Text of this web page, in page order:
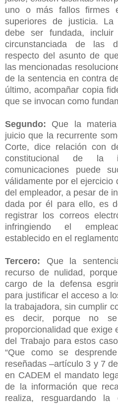
uno o más fallos firmes
superiores de justicia. La
debe ser fundada,
circunstanciada de las
respecto del asunto de
las mencionadas
de la sentencia en contra
último, acompañar copia
que se invocan como
Segundo: Que la
juicio que la recurrente
Corte, dice relación con
constitucional de la
comunicaciones puede
válidamente por el ejercicio
del empleador, a pesar de
dada por él para ello, es
registrar los correos
infringiendo el
establecido en el
Tercero: Que la
recurso de nulidad,
cargo de la defensa
para justificar el acceso a
la trabajadora, sin cumplir
es decir, porque no
proporcionalidad que exige
del Trabajo para estos
“Que como se
reseñadas –artículo 3 y 7
en CADEM el mandato
de la información que
realiza, resguardando la